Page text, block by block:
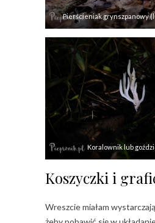
Pierścieniak grynszpanowy
Koralownik lub
Koszyczki i
Wreszcie miałam